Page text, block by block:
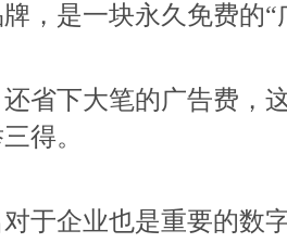
，是一块永久免费的“
下大笔的广告费，
得。
企业也是重要的数